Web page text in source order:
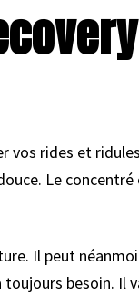
vos rides et
Le concentré
Il peut
toujours besoin. Il